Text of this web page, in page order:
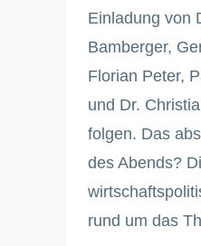
Einladung von
Bamberger,
Florian Peter,
und Dr.
folgen. Das
des Abends?
rund um das